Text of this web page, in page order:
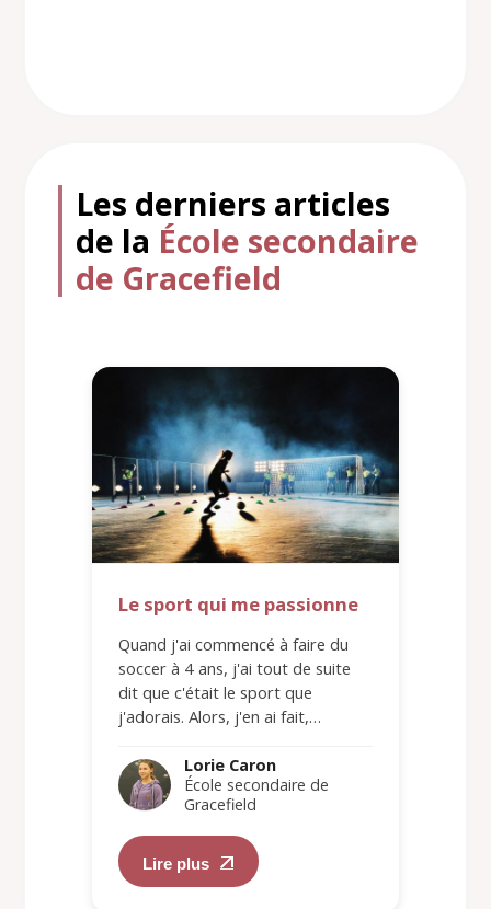
Les derniers articles
de la École secondaire
de Gracefield
Le sport qui me passionne
Quand j'ai commencé à faire du
soccer à 4 ans, j'ai tout de suite
dit que c'était le sport que
j'adorais. Alors, j'en ai fait,…
Lorie Caron
École secondaire de
Gracefield
Lire plus